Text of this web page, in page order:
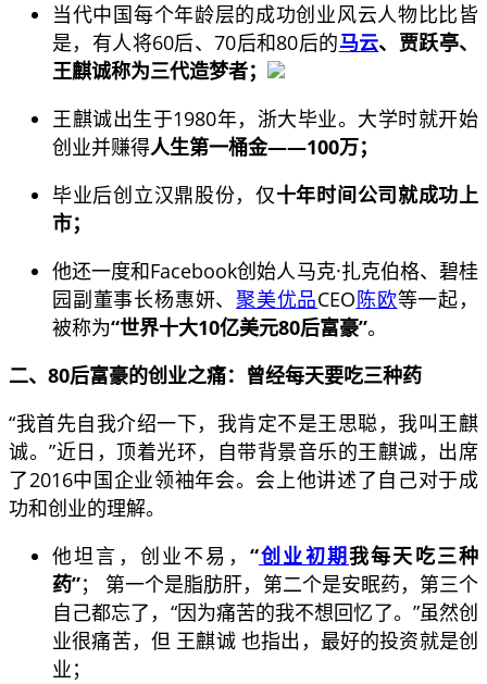
当代中国每个年龄层的成功创业风云人物比比皆
是，有人将60后、70后和80后的马云、贾跃亭、
王麒诚称为三代造梦者；
王麒诚出生于1980年，浙大毕业。大学时就开始
创业并赚得人生第一桶金——100万；
毕业后创立汉鼎股份，仅十年时间公司就成功上
市；
他还一度和Facebook创始人马克·扎克伯格、碧桂
园副董事长杨惠妍、聚美优品CEO陈欧等一起，
被称为“世界十大10亿美元80后富豪”。
二、80后富豪的创业之痛：曾经每天要吃三种药
“我首先自我介绍一下，我肯定不是王思聪，我叫王麒
诚。”近日，顶着光环，自带背景音乐的王麒诚，出席
了2016中国企业领袖年会。会上他讲述了自己对于成
功和创业的理解。
他坦言，创业不易， “创业初期我每天吃三种
药”； 第一个是脂肪肝，第二个是安眠药，第三个
自己都忘了，“因为痛苦的我不想回忆了。”虽然创
业很痛苦，但 王麒诚 也指出，最好的投资就是创
业；